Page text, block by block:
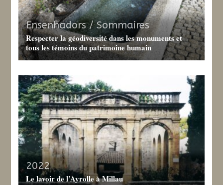
Ensenhadors / Sommaires
Respecter la géodiversité dans les monuments et
tous les témoins du patrimoine humain
2022
Le lavoir de l’Ayrolle à Millau